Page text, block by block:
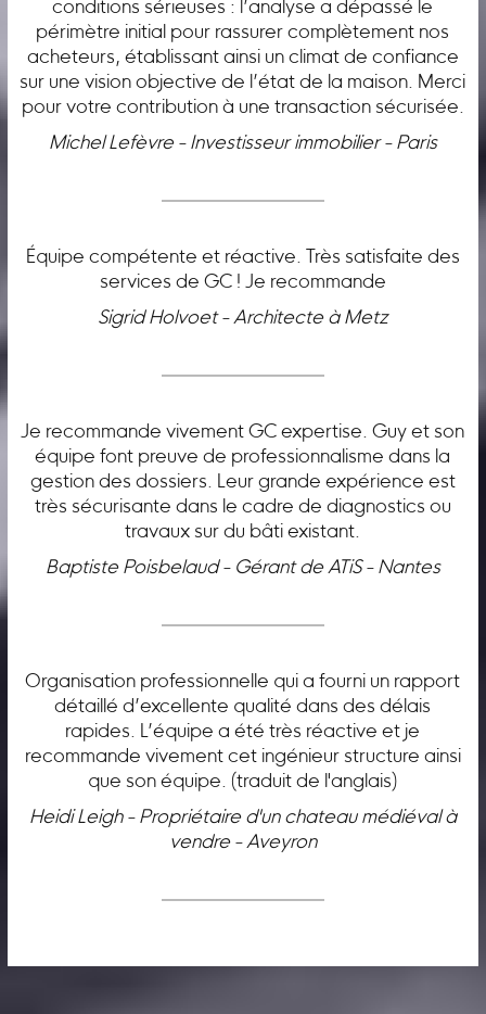
conditions sérieuses : l’analyse a dépassé le
périmètre initial pour rassurer complètement nos
acheteurs, établissant ainsi un climat de confiance
sur une vision objective de l’état de la maison. Merci
pour votre contribution à une transaction sécurisée.
Michel Lefèvre - Investisseur immobilier - Paris
Équipe compétente et réactive. Très satisfaite des
services de GC ! Je recommande
Sigrid Holvoet - Architecte à Metz
Je recommande vivement GC expertise. Guy et son
équipe font preuve de professionnalisme dans la
gestion des dossiers. Leur grande expérience est
très sécurisante dans le cadre de diagnostics ou
travaux sur du bâti existant.
Baptiste Poisbelaud - Gérant de ATiS - Nantes
Organisation professionnelle qui a fourni un rapport
détaillé d’excellente qualité dans des délais
rapides. L’équipe a été très réactive et je
recommande vivement cet ingénieur structure ainsi
que son équipe. (traduit de l'anglais)
Heidi Leigh - Propriétaire d'un chateau médiéval à
vendre - Aveyron